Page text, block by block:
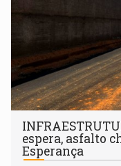
espera, asfalto
Esperança